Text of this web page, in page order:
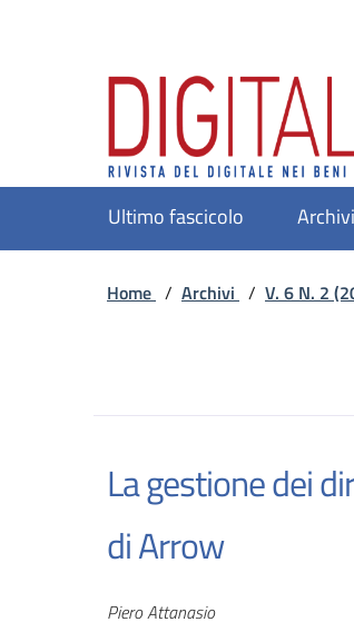
Ultimo fascicolo Archivi
Home / Archivi / V. 6 N. 2
La gestione dei
di Arrow
Autori
Piero Attanasio